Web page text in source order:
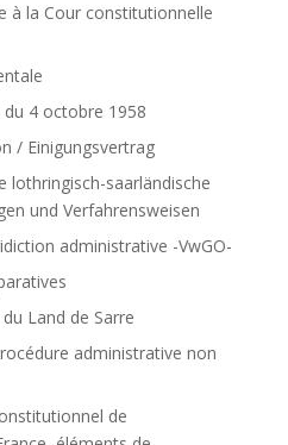
à la Cour constitutionnelle
du 4 octobre 1958
/ Einigungsvertrag
lothringisch-saarländische
und Verfahrensweisen
administrative -VwGO-
Land de Sarre
administrative non
de